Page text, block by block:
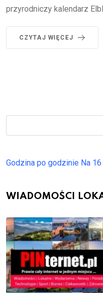
przyrodniczy kalendarz
CZYTAJ WIĘCEJ
Godzina po godzinie Na
WIADOMOŚCI